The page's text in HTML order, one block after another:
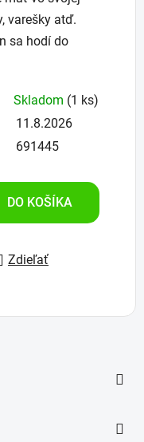
varešky atď.
sa hodí do
Skladom (1 ks)
11.8.2026
691445
DO KOŠÍKA
Zdieľať